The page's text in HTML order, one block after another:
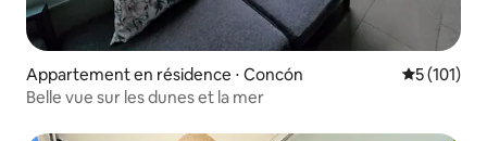
Appartement en résidence ⋅ Concón Évaluation
5 (101)
Belle vue sur les dunes et la mer